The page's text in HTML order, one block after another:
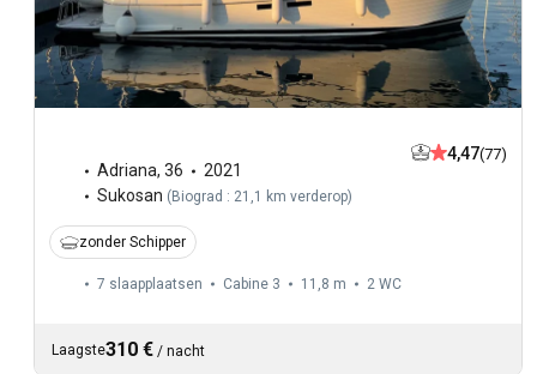
Adriana, 36
2021
Sukosan ( Biograd : 21,1 km verderop)
4,47(77)
zonder Schipper
7 slaapplaatsen Cabine 3 11,8 m 2 WC
Laagste310 € / nacht